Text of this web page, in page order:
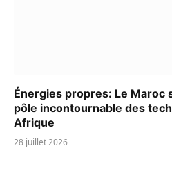
Énergies propres: Le Maroc
pôle incontournable des
Afrique
28 juillet 2026